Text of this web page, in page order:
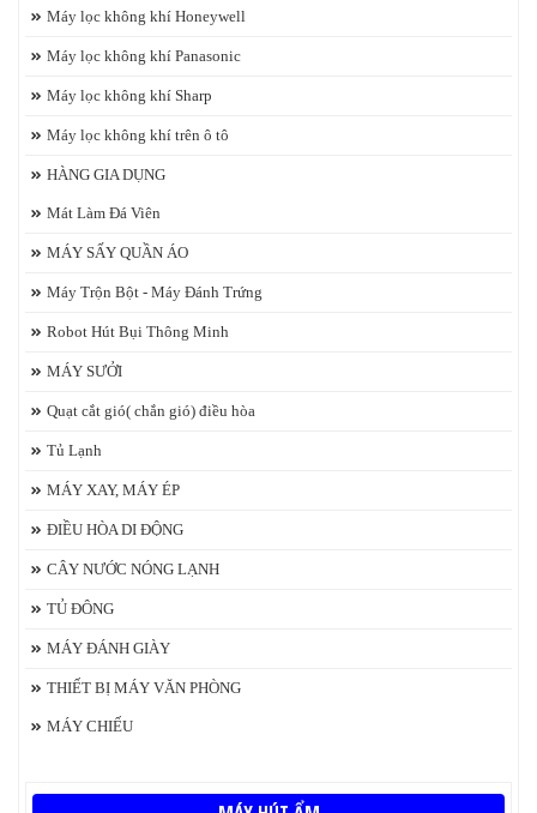
Máy lọc không khí Honeywell
Máy lọc không khí Panasonic
Máy lọc không khí Sharp
Máy lọc không khí trên ô tô
HÀNG GIA DỤNG
Mát Làm Đá Viên
MÁY SẤY QUẦN ÁO
Máy Trộn Bột - Máy Đánh Trứng
Robot Hút Bụi Thông Minh
MÁY SƯỞI
Quạt cắt gió( chắn gió) điều hòa
Tủ Lạnh
MÁY XAY, MÁY ÉP
ĐIỀU HÒA DI ĐỘNG
CÂY NƯỚC NÓNG LẠNH
TỦ ĐÔNG
MÁY ĐÁNH GIÀY
THIẾT BỊ MÁY VĂN PHÒNG
MÁY CHIẾU